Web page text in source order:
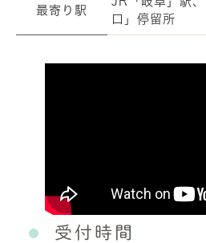
最寄り駅
口」停留所
受付時間